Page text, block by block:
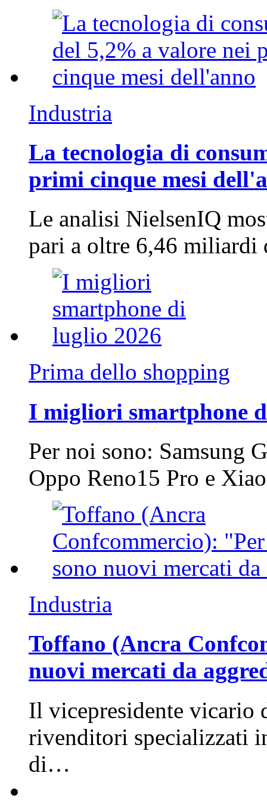
Industria
La tecnologia di
primi cinque mesi
Le analisi NielsenIQ
pari a oltre 6,46
Prima dello shopping
I migliori smartphone
Per noi sono: Samsung
Oppo Reno15 Pro e
Industria
Toffano (Ancra
nuovi mercati da
Il vicepresidente vicario
rivenditori specializzati
di…